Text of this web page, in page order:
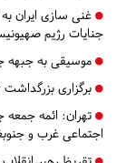
غنی سازی ایران
جنایات رژیم
موسیقی به جبهه
برگزاری بزرگداشت ۱۴ و ۱۵ خرداد در بیش از ۱۰۰۰ نقطه در کشور
تهران: ائمه جمعه
اجتماعی غرب و